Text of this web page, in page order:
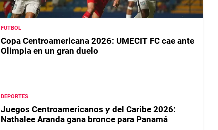
FUTBOL
Copa Centroamericana 2026: UMECIT FC cae ante
Olimpia en un gran duelo
DEPORTES
Juegos Centroamericanos y del Caribe 2026:
Nathalee Aranda gana bronce para Panamá